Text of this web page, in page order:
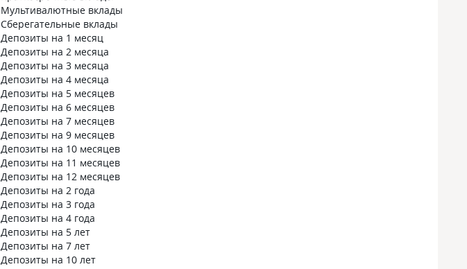
Мультивалютные вклады
Сберегательные вклады
Депозиты на 1 месяц
Депозиты на 2 месяца
Депозиты на 3 месяца
Депозиты на 4 месяца
Депозиты на 5 месяцев
Депозиты на 6 месяцев
Депозиты на 7 месяцев
Депозиты на 9 месяцев
Депозиты на 10 месяцев
Депозиты на 11 месяцев
Депозиты на 12 месяцев
Депозиты на 2 года
Депозиты на 3 года
Депозиты на 4 года
Депозиты на 5 лет
Депозиты на 7 лет
Депозиты на 10 лет